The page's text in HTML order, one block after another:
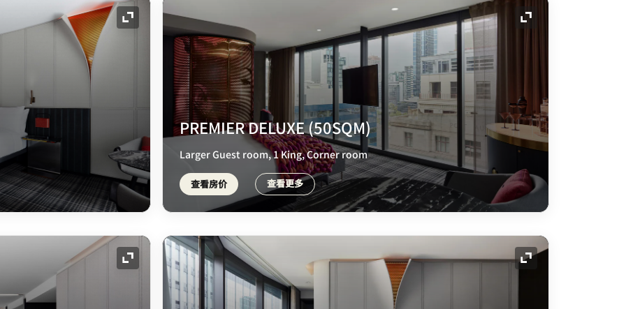
展开图标 展开图标
PREMIER DELUXE (50SQM)
Larger Guest room, 1 King, Corner room
查看房价 查看更多
展开图标 展开图标